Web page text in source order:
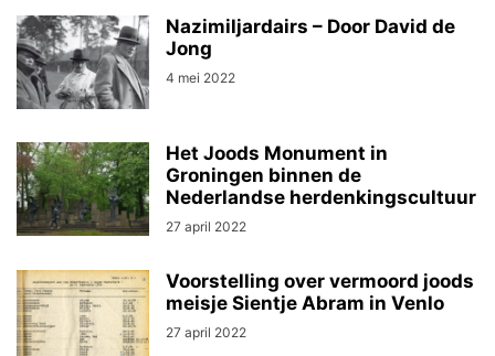
Nazimiljardairs – Door David de
Jong
4 mei 2022
Het Joods Monument in
Groningen binnen de
Nederlandse herdenkingscultuur
27 april 2022
Voorstelling over vermoord joods
meisje Sientje Abram in Venlo
27 april 2022